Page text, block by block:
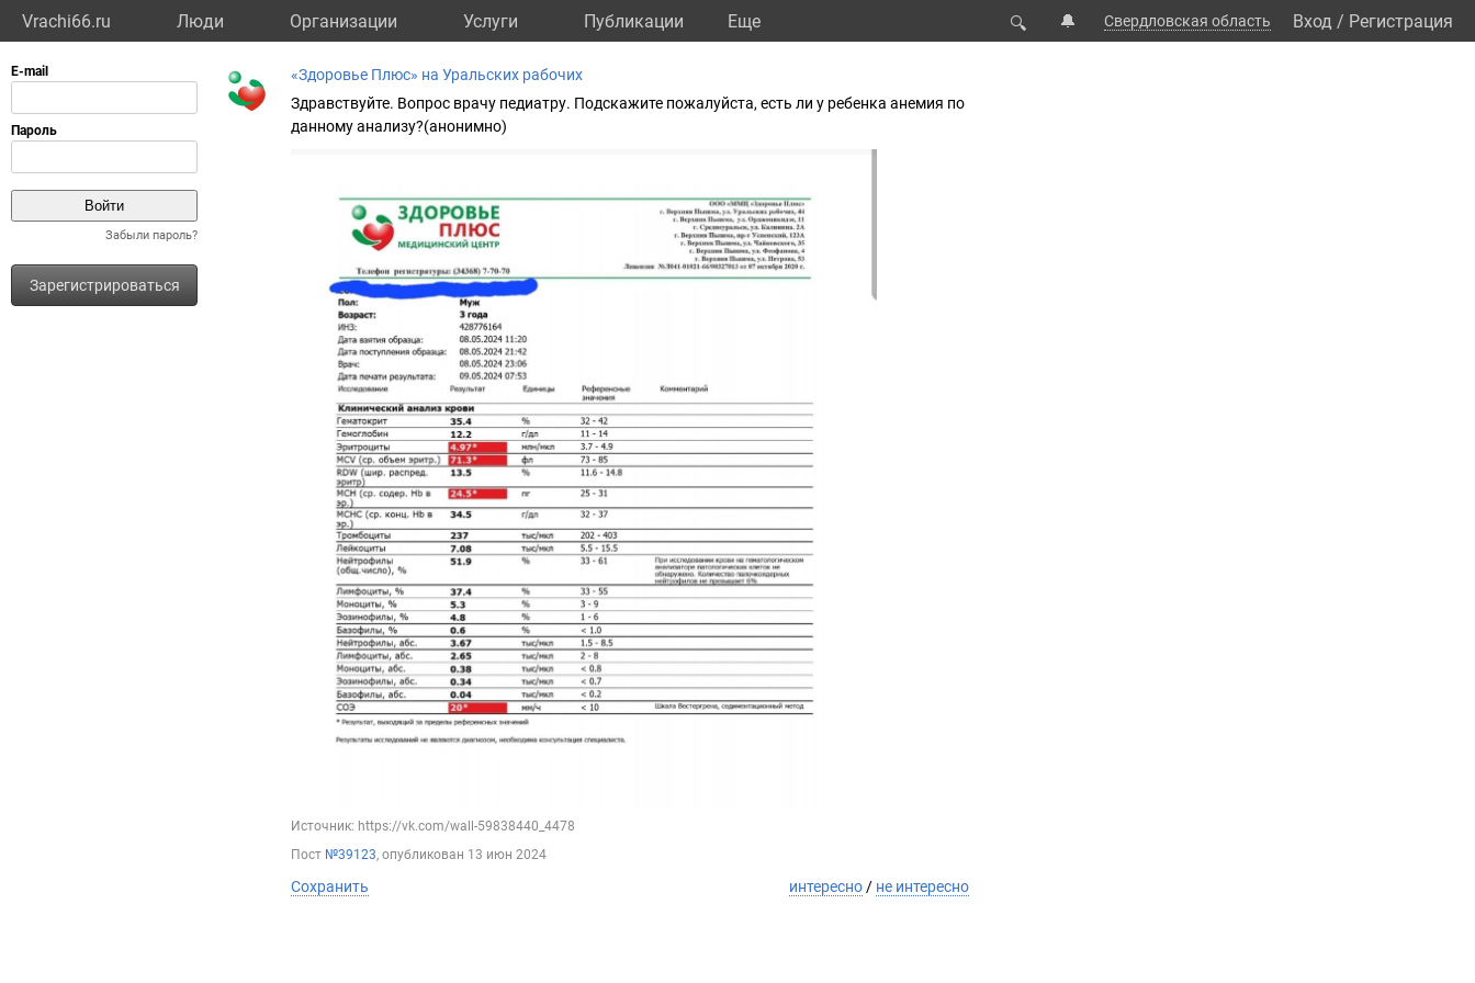
Vrachi66.ru Люди Организации Услуги Публикации Eще 🔍 🔔 Свердловская область Вход / Регистрация
Забыли пароль?
Зарегистрироваться
«Здоровье Плюс» на Уральских рабочих
Здравствуйте. Вопрос врачу педиатру. Подскажите пожалуйста, есть ли у ребенка анемия по
данному анализу?(анонимно)
Источник: https://vk.com/wall-59838440_4478
Пост №39123, опубликован 13 июн 2024
Сохранить интересно / не интересно